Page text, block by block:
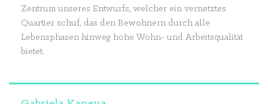
Zentrum unseres Entwurfs, welcher ein vernetztes
Quartier schuf, das den Bewohnern durch alle
Lebensphasen hinweg hohe Wohn- und Arbeitsqualität
bietet.